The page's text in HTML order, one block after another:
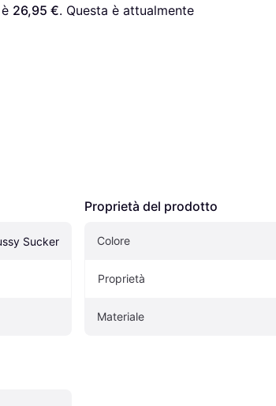
è 26,95 €. Questa è attualmente
Sucker
Proprietà del prodotto
Colore
Proprietà
Materiale